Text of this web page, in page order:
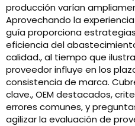
producción varían
Aprovechando la
guía proporciona
eficiencia del
calidad., al tiempo que
proveedor influye en los
consistencia de marca.
clave., OEM destacados,
errores comunes, y
agilizar la evaluación de